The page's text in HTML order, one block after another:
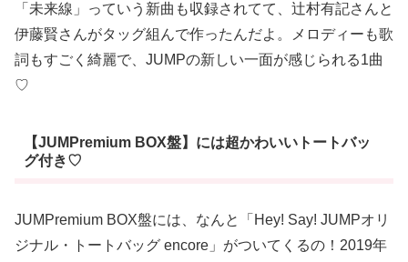
「未来線」っていう新曲も収録されてて、辻村有記さんと
伊藤賢さんがタッグ組んで作ったんだよ。メロディーも歌
詞もすごく綺麗で、JUMPの新しい一面が感じられる1曲
♡
【JUMPremium BOX盤】には超かわいいトートバッ
グ付き♡
JUMPremium BOX盤には、なんと「Hey! Say! JUMPオリ
ジナル・トートバッグ encore」がついてくるの！2019年